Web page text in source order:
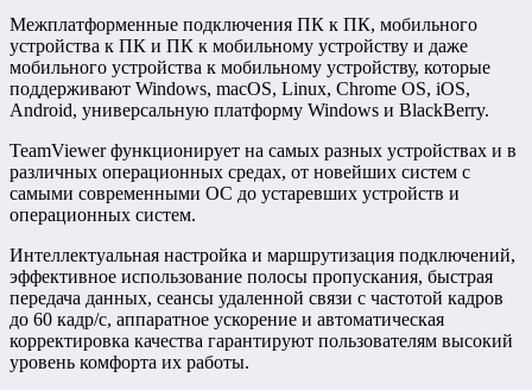
Межплатформенные подключения ПК к ПК, мобильного
устройства к ПК и ПК к мобильному устройству и даже
мобильного устройства к мобильному устройству, которые
поддерживают Windows, macOS, Linux, Chrome OS, iOS,
Android, универсальную платформу Windows и BlackBerry.
TeamViewer функционирует на самых разных устройствах и в
различных операционных средах, от новейших систем с
самыми современными ОС до устаревших устройств и
операционных систем.
Интеллектуальная настройка и маршрутизация подключений,
эффективное использование полосы пропускания, быстрая
передача данных, сеансы удаленной связи с частотой кадров
до 60 кадр/с, аппаратное ускорение и автоматическая
корректировка качества гарантируют пользователям высокий
уровень комфорта их работы.